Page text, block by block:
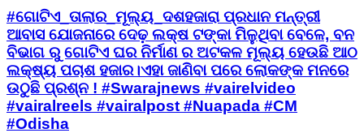
#ଗୋଟିଏ_ତାଲାର_ମୂଲ୍ୟ_ଦଶହଜାରା ପ୍ରଧାନ ମନ୍ତ୍ରୀ
ଆବାସ ଯୋଜନାରେ ଦେଢ଼ ଲକ୍ଷ ଟଙ୍କା ମିଳୁଥିବା ବେଳେ, ବନ
ବିଭାଗ ରୁ ଗୋଟିଏ ଘର ନିର୍ମାଣ ର ଅଟକଳ ମୂଲ୍ୟ ହେଉଛି ଆଠ
ଲକ୍ଷ୍ୟ ପଚାଶ ହଜାର।ଏହା ଜାଣିବା ପରେ ଲୋକଙ୍କ ମନରେ
ଉଠୁଛି ପ୍ରଶ୍ନ ! #Swarajnews #vairelvideo
#vairalreels #vairalpost #Nuapada #CM
#Odisha